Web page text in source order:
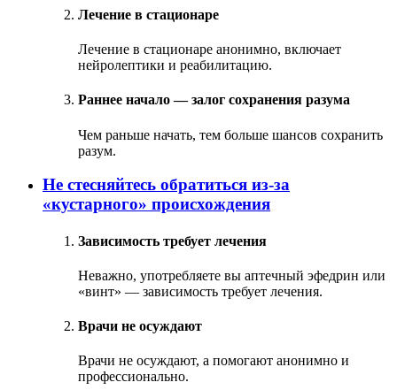
Лечение в стационаре
Лечение в стационаре анонимно, включает
нейролептики и реабилитацию.
Раннее начало — залог сохранения разума
Чем раньше начать, тем больше шансов сохранить
разум.
Не стесняйтесь обратиться из‑за
«кустарного» происхождения
Зависимость требует лечения
Неважно, употребляете вы аптечный эфедрин или
«винт» — зависимость требует лечения.
Врачи не осуждают
Врачи не осуждают, а помогают анонимно и
профессионально.